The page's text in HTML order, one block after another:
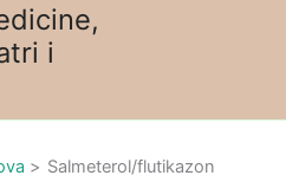
i
Salmeterol/flutikazon